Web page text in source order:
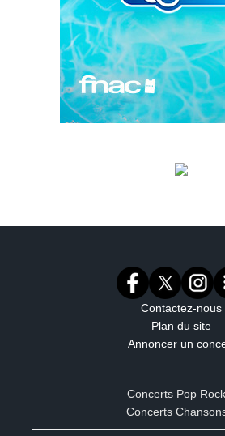
Contactez-nous
Plan du site
Annoncer un
Concerts Pop
Concerts